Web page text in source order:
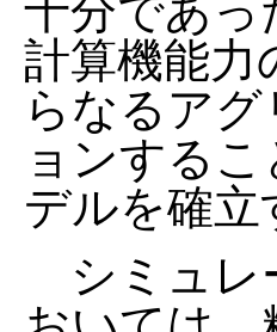
十分であっ
計算機能力
らなるア
ョンする
デルを確
シミュレ